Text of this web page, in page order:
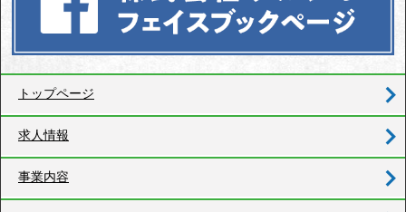
トップページ
求人情報
事業内容